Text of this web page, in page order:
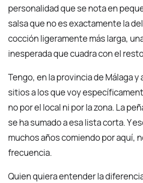
personalidad que se nota en
salsa que no es exactamente la
cocción ligeramente más larga,
inesperada que cuadra con el
Tengo, en la provincia de Málaga
sitios a los que voy
no por el local ni por la zona. La
se ha sumado a esa lista corta. Y
muchos años comiendo por aquí,
frecuencia.
Quien quiera entender la